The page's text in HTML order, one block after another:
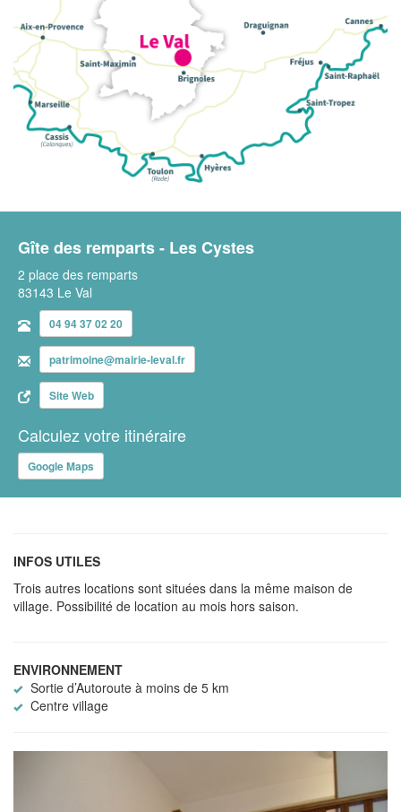
Gîte des remparts - Les Cystes
2 place des remparts
83143 Le Val
04 94 37 02 20
patrimoine@mairie-leval.fr
Site Web
Calculez votre itinéraire
Google Maps
INFOS UTILES
Trois autres locations sont situées dans la même maison de
village. Possibilité de location au mois hors saison.
ENVIRONNEMENT
Sortie d’Autoroute à moins de 5 km
Centre village